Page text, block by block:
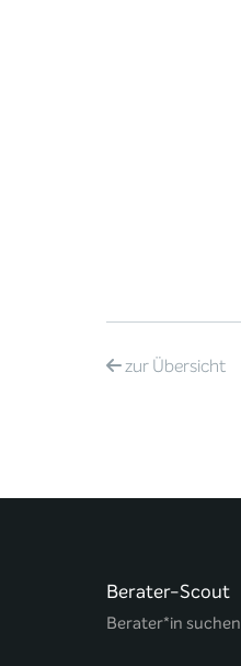
zurÜbersicht
Berater-Scout
Berater*in suchen